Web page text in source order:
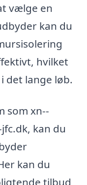
vælge en
kan du
hvilket
det lange løb.
som xn--
kan du
kan du
tilbud